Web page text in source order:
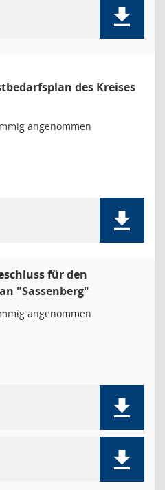
des Kreises
angenommen
für den
"Sassenberg"
angenommen